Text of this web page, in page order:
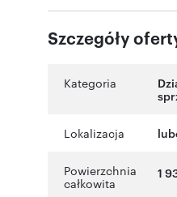
Szczegóły
Kategoria
Lokalizacja
Powierzchnia
całkowita
1